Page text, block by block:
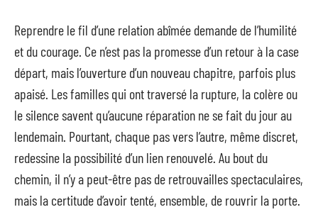
Reprendre le fil d’une relation abîmée demande de l’humilité
et du courage. Ce n’est pas la promesse d’un retour à la case
départ, mais l’ouverture d’un nouveau chapitre, parfois plus
apaisé. Les familles qui ont traversé la rupture, la colère ou
le silence savent qu’aucune réparation ne se fait du jour au
lendemain. Pourtant, chaque pas vers l’autre, même discret,
redessine la possibilité d’un lien renouvelé. Au bout du
chemin, il n’y a peut-être pas de retrouvailles spectaculaires,
mais la certitude d’avoir tenté, ensemble, de rouvrir la porte.